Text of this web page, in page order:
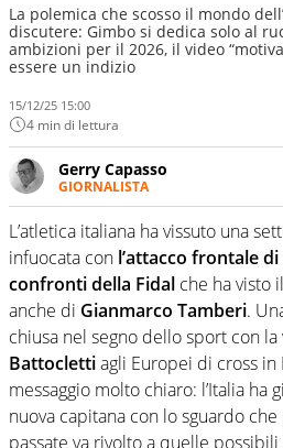
La polemica che scosso il mondo
discutere: Gimbo si dedica solo al
ambizioni per il 2026, il video
essere un indizio
15/12/25 15:00
4 min di lettura
Gerry Capasso
GIORNALISTA
Per lui gli sport americani
football, baseball e la
dove altri non vedono granché
L’atletica italiana ha vissuto una
infuocata con l’attacco frontale
confronti della Fidal che ha visto
anche di Gianmarco Tamberi.
chiusa nel segno dello sport con
Battoclettiagli Europei di cross
messaggio molto chiaro: l’Italia ha
nuova capitana con lo sguardo
passate va rivolto a quelle